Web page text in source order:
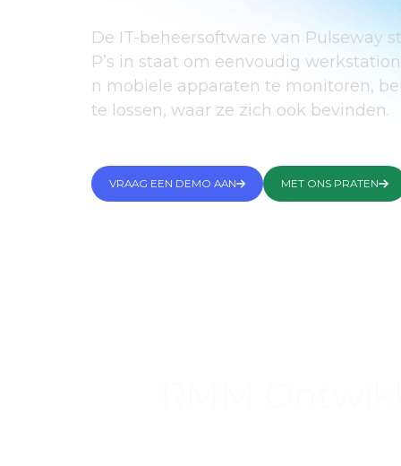
De IT-beheersoftware van Pulseway
P’s in staat om eenvoudig
n mobiele apparaten te monitoren,
te lossen, waar ze zich ook bevinden.
VRAAG EEN DEMO AAN MET ONS PRATEN